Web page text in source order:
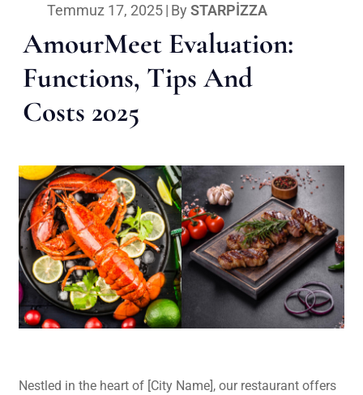
Temmuz 17, 2025| By STARPIZZA
AmourMeet Evaluation:
Functions, Tips And
Costs 2025
Nestled in the heart of [City Name], our restaurant offers